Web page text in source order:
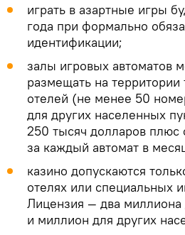
играть в азартные игры
года при формально
идентификации;
залы игровых автоматов
размещать на территории
отелей (не менее 50
для других населенных
250 тысяч долларов плюс
за каждый автомат в
казино допускаются
отелях или специальных
Лицензия — два миллиона
и миллион для других